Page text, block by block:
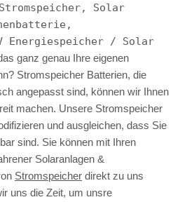
Stromspeicher, Solar
Energiespeicher / Solar
ganz genau Ihre eigenen
Stromspeicher Batterien, die
angepasst sind, können wir Ihnen
machen. Unsere Stromspeicher
und ausgleichen, dass Sie
sind. Sie können mit Ihren
Solaranlagen &
Stromspeicher direkt zu uns
uns die Zeit, um unsre